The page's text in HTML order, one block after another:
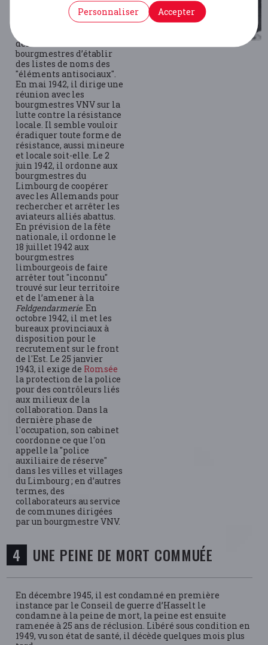
relative insouciance les
ordres illégaux des
Allemands. Il soutientle
demande aux
bourgmestres d’établir
des listes de noms des
"éléments antisociaux".
En mai 1942, il dirige une
réunion avec les
bourgmestres VNV sur la
lutte contre la résistance
locale. Il semble vouloir
éradiquer toute forme de
résistance, aussi mineure
et locale soit-elle. Le 2
juin 1942, il ordonne aux
bourgmestres du
Limbourg de coopérer
avec les Allemands pour
rechercher et arrêter les
aviateurs alliés abattus.
En prévision de la fête
nationale, il ordonne le
18 juillet 1942 aux
bourgmestres
limbourgeois de faire
arrêter tout "inconnu"
trouvé sur leur territoire
et de l’amener à la
Feldgendarmerie. En
octobre 1942, il met les
bureaux provinciaux à
disposition pour le
recrutement sur le front
de l'Est. Le 25 janvier
1943, il exige de Romsée
la protection de la police
pour des contrôleurs liés
aux milieux de la
collaboration. Dans la
dernière phase de
l'occupation, son cabinet
coordonne ce que l'on
appelle la "police
auxiliaire de réserve"
dans les villes et villages
du Limbourg ; en d’autres
termes, des
collaborateurs au service
de communes dirigées
par un bourgmestre VNV.
UNE PEINE DE MORT COMMUÉE
En décembre 1945, il est condamné en première
instance par le Conseil de guerre d’Hasselt le
condamne à la peine de mort, la peine est ensuite
ramenée à 25 ans de réclusion. Libéré sous condition en
1949, vu son état de santé, il décède quelques mois plus
Personnaliser Accepter